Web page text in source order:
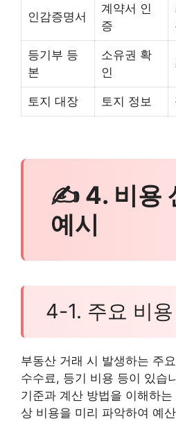
인감증명서
계약서 인
증
등기부 등
본
소유권 확
인
토지 대장 토지 정보
✍ 4. 비용
예시
4-1. 주요 비
부동산 거래 시 발생하는 주
수수료, 등기 비용 등이 있습
기준과 계산 방법을 이해하
상 비용을 미리 파악하여 예